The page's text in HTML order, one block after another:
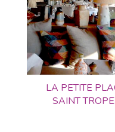
LA PETITE
SAINT